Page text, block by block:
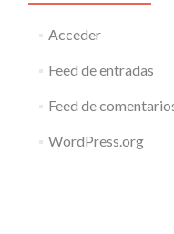
Acceder
Feed de entradas
Feed de
WordPress.org